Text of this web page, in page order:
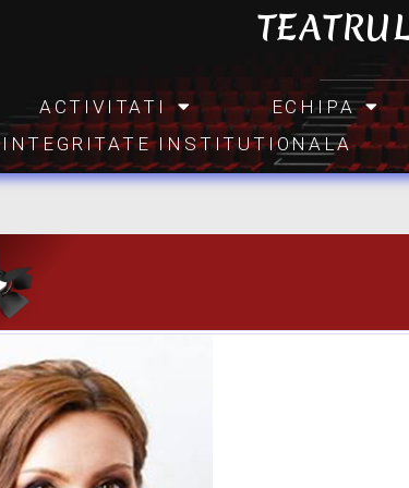
ACTIVITATI ECHIPA
INTEGRITATE INSTITUTIONALA